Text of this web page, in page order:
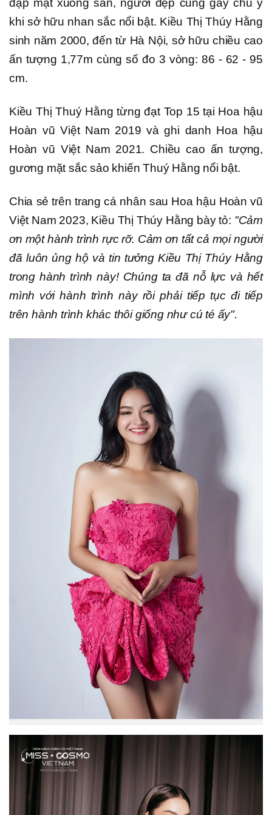
đập mặt xuống sàn, người đẹp cũng gây chú ý
khi sở hữu nhan sắc nổi bật. Kiều Thị Thúy Hằng
sinh năm 2000, đến từ Hà Nội, sở hữu chiều cao
ấn tượng 1,77m cùng số đo 3 vòng: 86 - 62 - 95
cm.
Kiều Thị Thuý Hằng từng đạt Top 15 tại Hoa hậu
Hoàn vũ Việt Nam 2019 và ghi danh Hoa hậu
Hoàn vũ Việt Nam 2021. Chiều cao ấn tượng,
gương mặt sắc sảo khiến Thuý Hằng nổi bật.
Chia sẻ trên trang cá nhân sau Hoa hậu Hoàn vũ
Việt Nam 2023, Kiều Thị Thúy Hằng bày tỏ: "Cảm
ơn một hành trình rực rỡ. Cảm ơn tất cả mọi người
đã luôn ủng hộ và tin tưởng Kiều Thị Thúy Hằng
trong hành trình này! Chúng ta đã nỗ lực và hết
mình với hành trình này rồi phải tiếp tục đi tiếp
trên hành trình khác thôi giống như cú té ấy".